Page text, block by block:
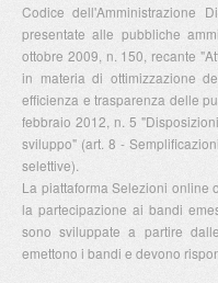
Codice dell'Amministrazione
presentate alle pubbliche
ottobre 2009, n. 150, recante
in materia di ottimizzazione
efficienza e trasparenza delle
febbraio 2012, n. 5
sviluppo" (art. 8 -
selettive).
La piattaforma Selezioni online
la partecipazione ai bandi
sono sviluppate a partire
emettono i bandi e devono